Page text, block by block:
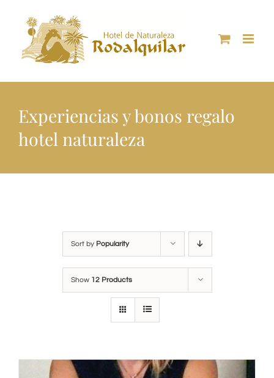
content
Experiencias y bonos regalo
hotel naturaleza
Sort by Popularity
Show 12 Products